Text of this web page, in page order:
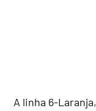
A linha 6-